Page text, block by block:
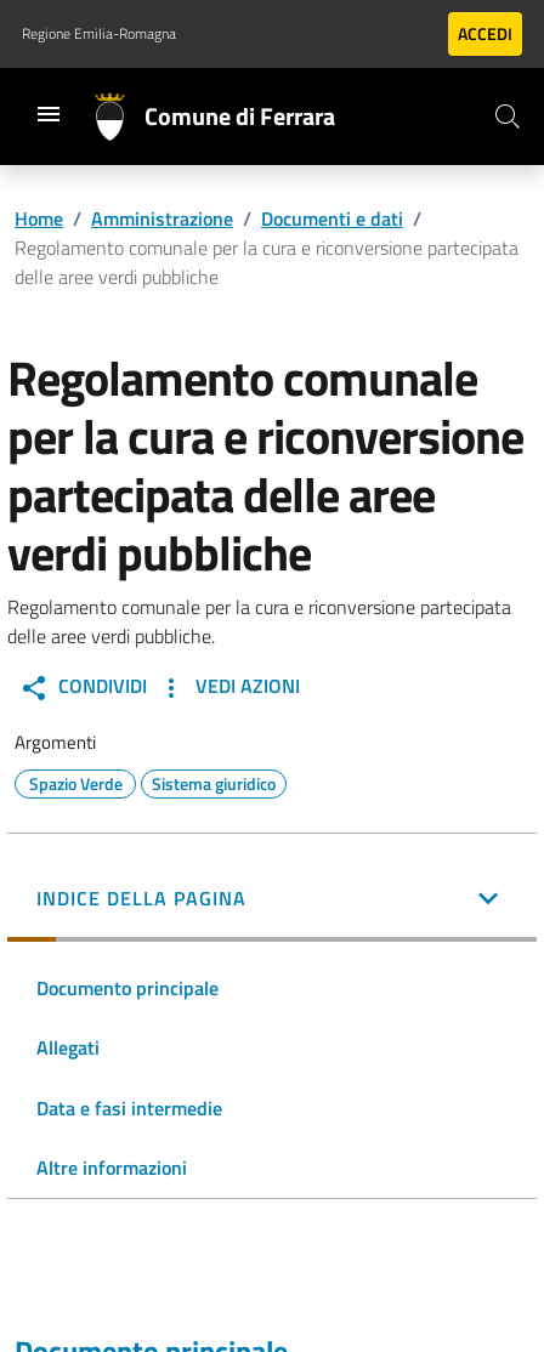
Vai al contenuto principale
Vai al footer
Regione Emilia-Romagna ACCEDI
Comune di Ferrara
Home / Amministrazione / Documenti e dati /
Regolamento comunale per la cura e riconversione partecipata
delle aree verdi pubbliche
Regolamento comunale
per la cura e riconversione
partecipata delle aree
verdi pubbliche
Regolamento comunale per la cura e riconversione partecipata
delle aree verdi pubbliche.
CONDIVIDI
VEDI AZIONI
Argomenti
Spazio Verde Sistema giuridico
INDICE DELLA PAGINA
Documento principale
Allegati
Data e fasi intermedie
Altre informazioni